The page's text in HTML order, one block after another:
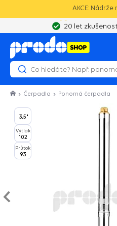
AKCE: Nádrže
20 let
Čerpadla Ponorná čerpadla
3,5"
Výtlak
102
Průtok
93